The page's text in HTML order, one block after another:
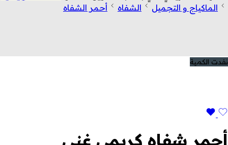
الماكياج و التجميل
الشفاه أحمر الشفاه
نفدت الكمية
أحمر شفاه كريمي غني